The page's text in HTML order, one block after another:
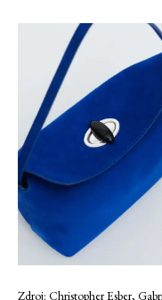
Zdroj: Christopher Esber,